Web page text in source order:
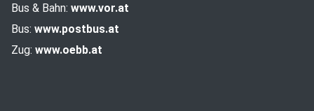
Bus & Bahn: www.vor.at
Bus: www.postbus.at
Zug: www.oebb.at